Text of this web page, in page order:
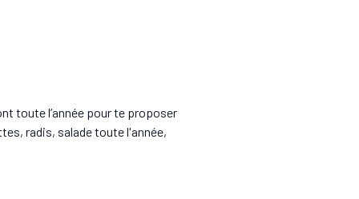
toute l’année pour te proposer
radis, salade toute l'année,